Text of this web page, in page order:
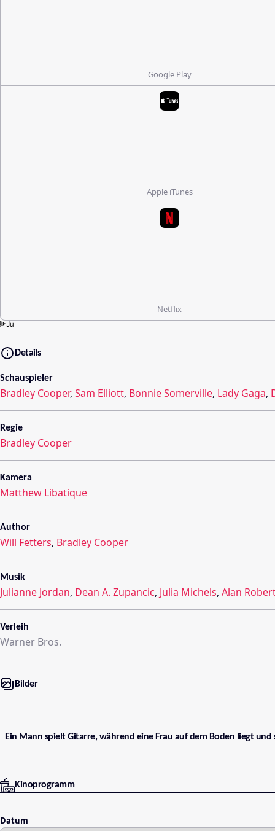
Google Play
Apple iTunes
Netflix
Details
Schauspieler
Bradley Cooper, Sam Elliott, Bonnie Somerville, Lady Gaga,
Regie
Bradley Cooper
Kamera
Matthew Libatique
Author
Will Fetters, Bradley Cooper
Musik
Julianne Jordan, Dean A. Zupancic, Julia Michels, Alan
Verleih
Warner Bros.
Bilder
Ein Mann spielt Gitarre, während eine Frau auf dem Boden liegt
Kinoprogramm
Datum